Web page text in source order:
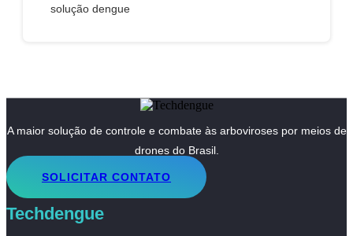
solução dengue
A maior solução de controle e combate às arboviroses por meios de
drones do Brasil.
SOLICITAR CONTATO
Techdengue